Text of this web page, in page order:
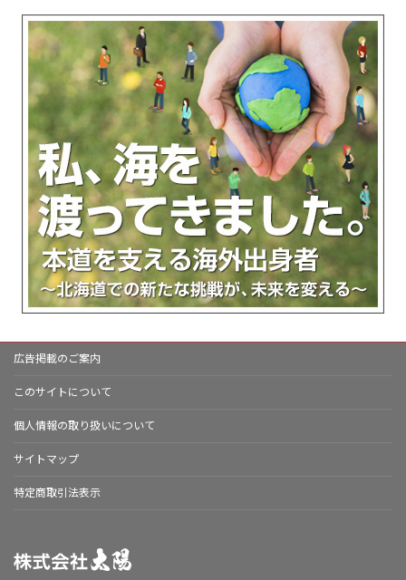
広告掲載のご案内
このサイトについて
個人情報の取り扱いについて
サイトマップ
特定商取引法表示